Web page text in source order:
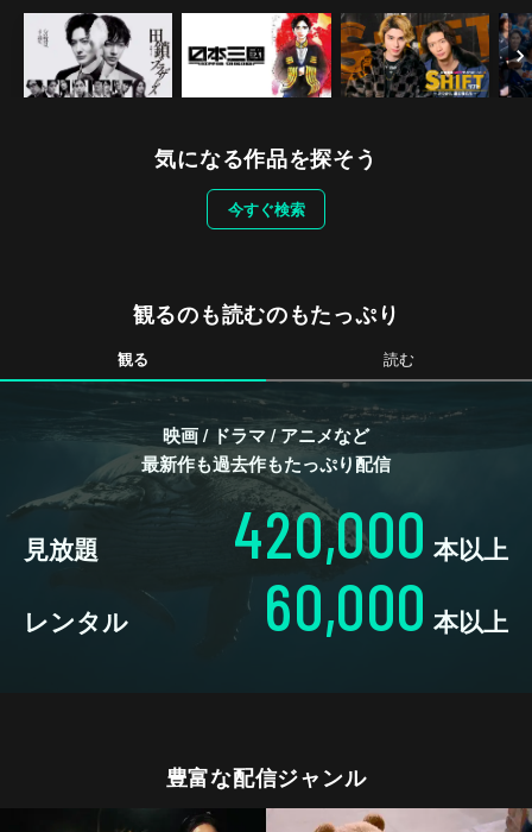
気になる作品を探そう
今すぐ検索
観るのも読むのもたっぷり
観る 読む
映画 / ドラマ / アニメなど
最新作も過去作もたっぷり配信
見放題 420,000 本以上
レンタル 60,000 本以上
豊富な配信ジャンル